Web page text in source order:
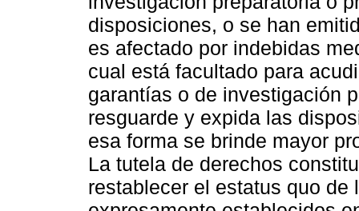
disposiciones, o se han
es afectado por indebidas
cual está facultado para
garantías o de investigación
resguarde y expida las
esa forma se brinde mayor
La tutela de derechos
restablecer el estatus quo